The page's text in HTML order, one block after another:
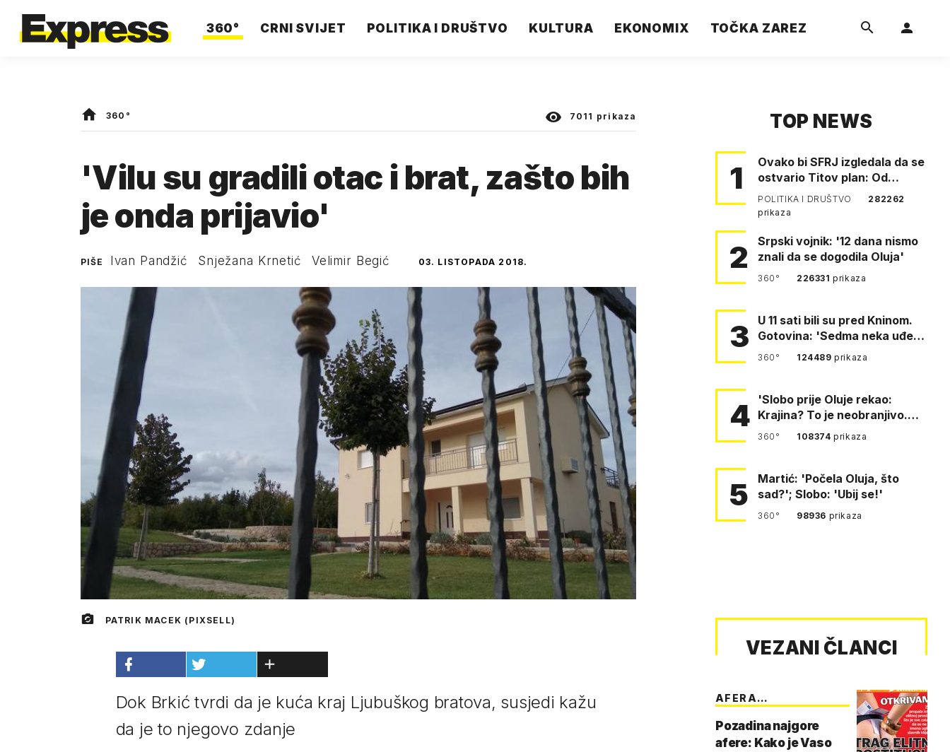
360° CRNI SVIJET POLITIKA I DRUŠTVO KULTURA EKONOMIX TOČKA ZAREZ
360° 7011 prikaza
'Vilu su gradili otac i brat, zašto bih
je onda prijavio'
PIŠE Ivan Pandžić Snježana Krnetić Velimir Begić 03. LISTOPADA 2018.
PATRIK MACEK (PIXSELL)
Dok Brkić tvrdi da je kuća kraj Ljubuškog bratova, susjedi kažu
da je to njegovo zdanje
TOP NEWS
1
Ovako bi SFRJ izgledala da se
ostvario Titov plan: Od
Klagenfurta do Istanbula!
POLITIKA I DRUŠTVO
282262
prikaza
2
Srpski vojnik: '12 dana nismo
znali da se dogodila Oluja'
360° 226331prikaza
3
U 11 sati bili su pred Kninom.
Gotovina: 'Sedma neka uđe,
4. gardijska neka g…
360° 124489prikaza
4
'Slobo prije Oluje rekao:
Krajina? To je neobranjivo.
Tuđmana zvao Krivousti'
360° 108374prikaza
5
Martić: 'Počela Oluja, što
sad?'; Slobo: 'Ubij se!'
360° 98936 prikaza
VEZANI ČLANCI
AFERA
Pozadina najgore
afere: Kako je Vaso